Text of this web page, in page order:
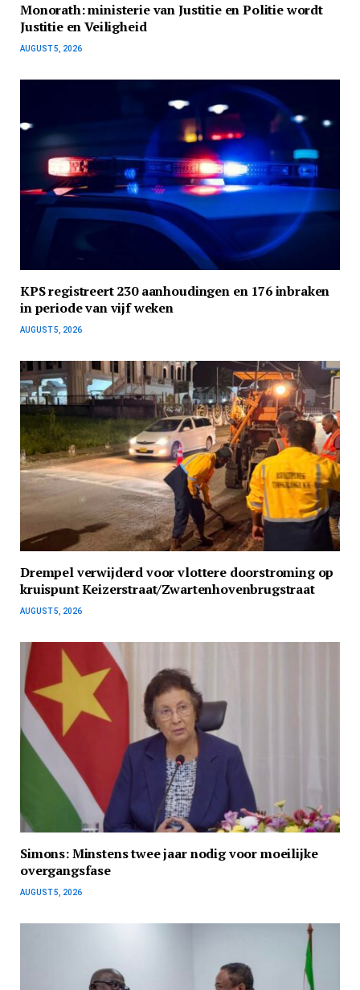
Monorath: ministerie van Justitie en Politie wordt
Justitie en Veiligheid
AUGUST 5, 2026
KPS registreert 230 aanhoudingen en 176 inbraken
in periode van vijf weken
AUGUST 5, 2026
Drempel verwijderd voor vlottere doorstroming op
kruispunt Keizerstraat/Zwartenhovenbrugstraat
AUGUST 5, 2026
Simons: Minstens twee jaar nodig voor moeilijke
overgangsfase
AUGUST 5, 2026